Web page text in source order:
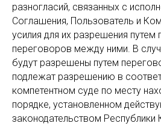
разногласий, связанных с
Соглашения, Пользователь и
усилия для их разрешения путем
переговоров между ними. В
будут разрешены путем
подлежат разрешению в
компетентном суде по месту
порядке, установленном
законодательством Республики